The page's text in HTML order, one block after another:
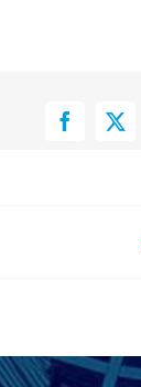
Facebook
X